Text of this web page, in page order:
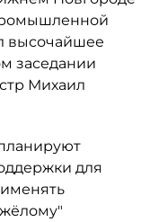
высочайшее
заседании
Михаил
для